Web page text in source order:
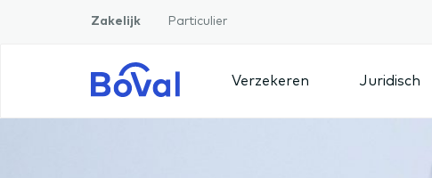
Zakelijk Particulier
Verzekeren Juridisch